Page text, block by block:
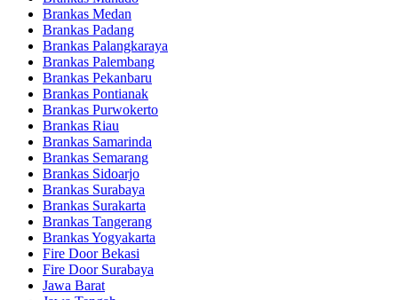
Brankas Medan
Brankas Padang
Brankas Palangkaraya
Brankas Palembang
Brankas Pekanbaru
Brankas Pontianak
Brankas Purwokerto
Brankas Riau
Brankas Samarinda
Brankas Semarang
Brankas Sidoarjo
Brankas Surabaya
Brankas Surakarta
Brankas Tangerang
Brankas Yogyakarta
Fire Door Bekasi
Fire Door Surabaya
Jawa Barat